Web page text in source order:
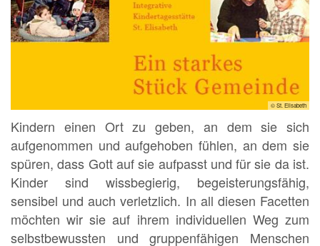
© St. Elisabeth
Kindern einen Ort zu geben, an dem sie sich
aufgenommen und aufgehoben fühlen, an dem sie
spüren, dass Gott auf sie aufpasst und für sie da ist.
Kinder sind wissbegierig, begeisterungsfähig,
sensibel und auch verletzlich. In all diesen Facetten
möchten wir sie auf ihrem individuellen Weg zum
selbstbewussten und gruppenfähigen Menschen